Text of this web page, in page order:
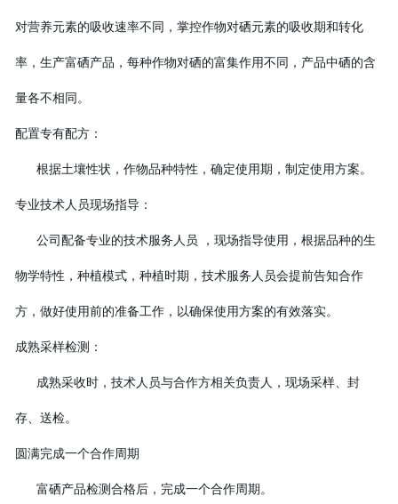
对营养元素的吸收速率不同，掌控作物对硒元素的吸收期和转化
率，生产富硒产品，每种作物对硒的富集作用不同，产品中硒的含
量各不相同。
配置专有配方：
根据土壤性状，作物品种特性，确定使用期，制定使用方案。
专业技术人员现场指导：
公司配备专业的技术服务人员 ，现场指导使用，根据品种的生
物学特性，种植模式，种植时期，技术服务人员会提前告知合作
方，做好使用前的准备工作，以确保使用方案的有效落实。
成熟采样检测：
成熟采收时，技术人员与合作方相关负责人，现场采样、封
存、送检。
圆满完成一个合作周期
富硒产品检测合格后，完成一个合作周期。